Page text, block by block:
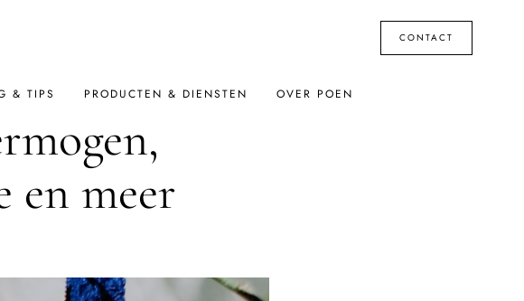
CONTACT
& TIPS PRODUCTEN & DIENSTEN OVER POEN
en meer